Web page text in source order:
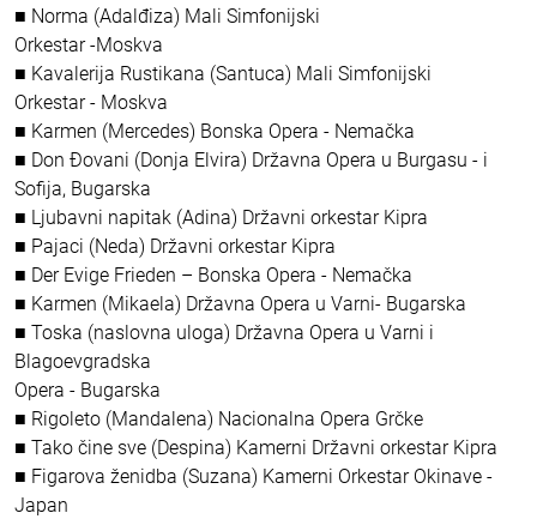
■ Norma (Adalđiza) Mali Simfonijski
Orkestar -Moskva
■ Kavalerija Rustikana (Santuca) Mali Simfonijski
Orkestar - Moskva
■ Karmen (Mercedes) Bonska Opera - Nemačka
■ Don Đovani (Donja Elvira) Državna Opera u Burgasu - i
Sofija, Bugarska
■ Ljubavni napitak (Adina) Državni orkestar Kipra
■ Pajaci (Neda) Državni orkestar Kipra
■ Der Evige Frieden – Bonska Opera - Nemačka
■ Karmen (Mikaela) Državna Opera u Varni- Bugarska
■ Toska (naslovna uloga) Državna Opera u Varni i
Blagoevgradska
Opera - Bugarska
■ Rigoleto (Mandalena) Nacionalna Opera Grčke
■ Tako čine sve (Despina) Kamerni Državni orkestar Kipra
■ Figarova ženidba (Suzana) Kamerni Orkestar Okinave -
Japan